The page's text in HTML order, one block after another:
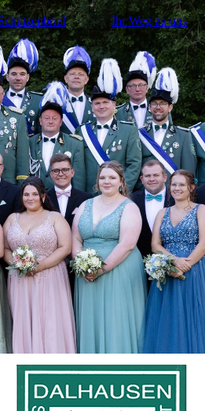
Ihr Weg zu uns